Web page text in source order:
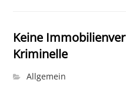
Keine
Kriminelle
Allgemein